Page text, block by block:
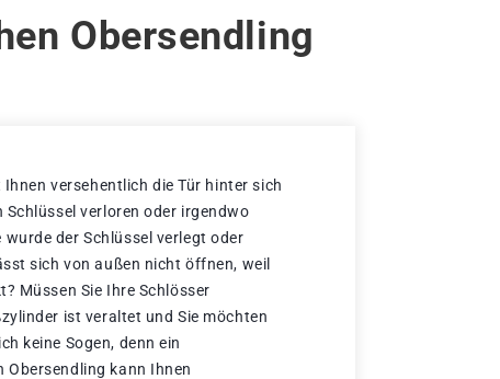
Obersendling
versehentlich die Tür hinter sich
Schlüssel verloren oder irgendwo
der Schlüssel verlegt oder
sich von außen nicht öffnen, weil
Müssen Sie Ihre Schlösser
ist veraltet und Sie möchten
keine Sogen, denn ein
Obersendling kann Ihnen